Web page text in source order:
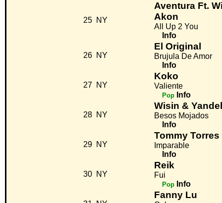
25 NY
Aventura Ft.
Akon
All Up 2 You
Info
26 NY
El Original
Brujula De Amor
Info
27 NY
Koko
Valiente
Pop Info
28 NY
Wisin & Yandel
Besos Mojados
Info
29 NY
Tommy
Imparable
Info
30 NY
Reik
Fui
Pop Info
Fanny Lu